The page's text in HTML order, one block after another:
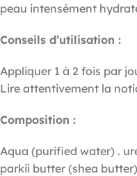
peau intensément
Conseils d’utilisation :
Appliquer 1 à 2 fois par
Lire attentivement la
Composition :
Aqua (purified water) .
parkii butter (shea